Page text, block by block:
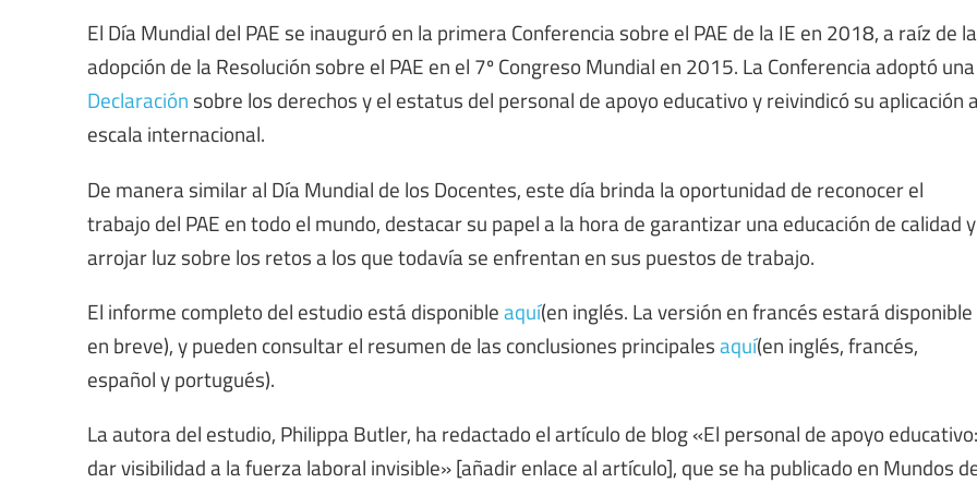
El Día Mundial del PAE se inauguró en la primera Conferencia sobre el PAE de la IE en 2018, a raíz de la
adopción de la Resolución sobre el PAE en el 7º Congreso Mundial en 2015. La Conferencia adoptó una
Declaración sobre los derechos y el estatus del personal de apoyo educativo y reivindicó su aplicación
escala internacional.
De manera similar al Día Mundial de los Docentes, este día brinda la oportunidad de reconocer el
trabajo del PAE en todo el mundo, destacar su papel a la hora de garantizar una educación de calidad y
arrojar luz sobre los retos a los que todavía se enfrentan en sus puestos de trabajo.
El informe completo del estudio está disponibleaquí(en inglés. La versión en francés estará disponible
en breve), y pueden consultar el resumen de las conclusiones principalesaquí(en inglés, francés,
español y portugués).
La autora del estudio, Philippa Butler, ha redactado el artículo de blog «El personal de apoyo educativo:
dar visibilidad a la fuerza laboral invisible» [añadir enlace al artículo], que se ha publicado en Mundos